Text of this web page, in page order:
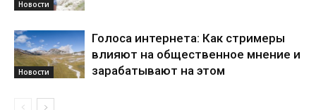
Новости
Новости
Голоса интернета: Как стримеры
влияют на общественное мнение и
зарабатывают на этом